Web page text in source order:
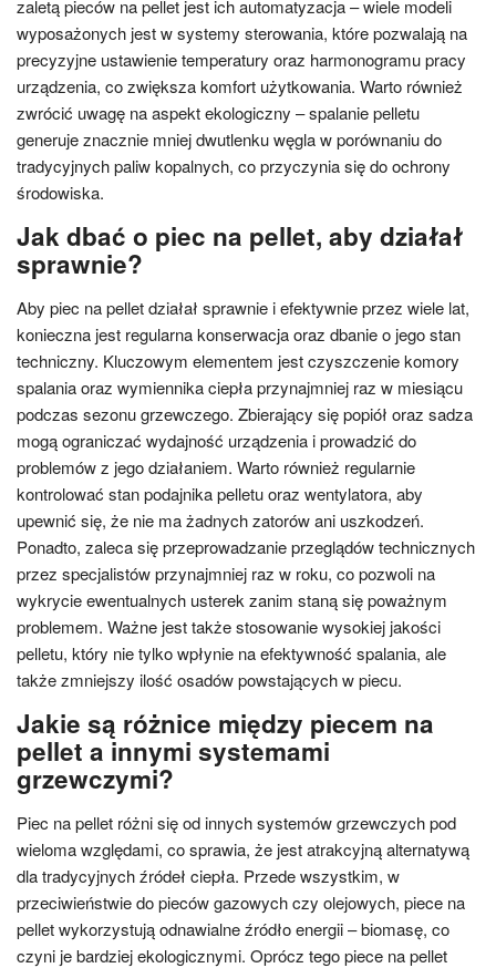
zaletą pieców na pellet jest ich automatyzacja – wiele modeli
wyposażonych jest w systemy sterowania, które pozwalają na
precyzyjne ustawienie temperatury oraz harmonogramu pracy
urządzenia, co zwiększa komfort użytkowania. Warto również
zwrócić uwagę na aspekt ekologiczny – spalanie pelletu
generuje znacznie mniej dwutlenku węgla w porównaniu do
tradycyjnych paliw kopalnych, co przyczynia się do ochrony
środowiska.
Jak dbać o piec na pellet, aby działał
sprawnie?
Aby piec na pellet działał sprawnie i efektywnie przez wiele lat,
konieczna jest regularna konserwacja oraz dbanie o jego stan
techniczny. Kluczowym elementem jest czyszczenie komory
spalania oraz wymiennika ciepła przynajmniej raz w miesiącu
podczas sezonu grzewczego. Zbierający się popiół oraz sadza
mogą ograniczać wydajność urządzenia i prowadzić do
problemów z jego działaniem. Warto również regularnie
kontrolować stan podajnika pelletu oraz wentylatora, aby
upewnić się, że nie ma żadnych zatorów ani uszkodzeń.
Ponadto, zaleca się przeprowadzanie przeglądów technicznych
przez specjalistów przynajmniej raz w roku, co pozwoli na
wykrycie ewentualnych usterek zanim staną się poważnym
problemem. Ważne jest także stosowanie wysokiej jakości
pelletu, który nie tylko wpłynie na efektywność spalania, ale
także zmniejszy ilość osadów powstających w piecu.
Jakie są różnice między piecem na
pellet a innymi systemami
grzewczymi?
Piec na pellet różni się od innych systemów grzewczych pod
wieloma względami, co sprawia, że jest atrakcyjną alternatywą
dla tradycyjnych źródeł ciepła. Przede wszystkim, w
przeciwieństwie do pieców gazowych czy olejowych, piece na
pellet wykorzystują odnawialne źródło energii – biomasę, co
czyni je bardziej ekologicznymi. Oprócz tego piece na pellet